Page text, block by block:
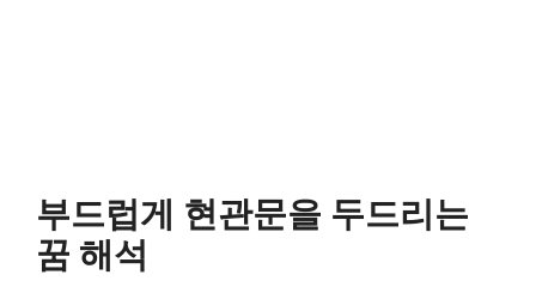
부드럽게 현관문을 두드리는
꿈 해석